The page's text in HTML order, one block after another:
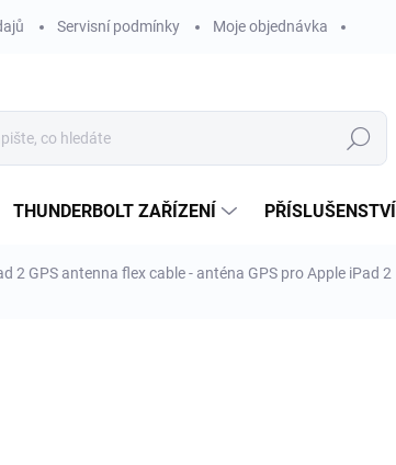
Servisní podmínky Moje objednávka
Hledat
THUNDERBOLT ZAŘÍZENÍ PŘÍSLUŠENSTVÍ
2 GPS antenna flex cable - anténa GPS pro Apple iPad 2